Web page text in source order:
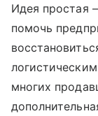
Идея простая
помочь
многих